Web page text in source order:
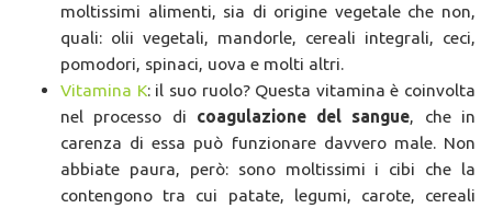
moltissimi alimenti, sia di origine vegetale che non,
quali: olii vegetali, mandorle, cereali integrali, ceci,
pomodori, spinaci, uova e molti altri.
Vitamina K: il suo ruolo? Questa vitamina è coinvolta
nel processo di coagulazione del sangue, che in
carenza di essa può funzionare davvero male. Non
abbiate paura, però: sono moltissimi i cibi che la
contengono tra cui patate, legumi, carote, cereali